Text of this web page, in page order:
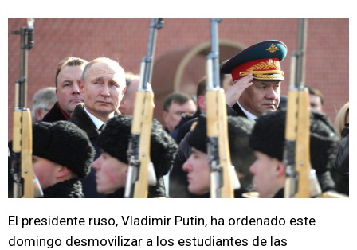
El presidente ruso, Vladimir Putin, ha ordenado este
domingo desmovilizar a los estudiantes de las